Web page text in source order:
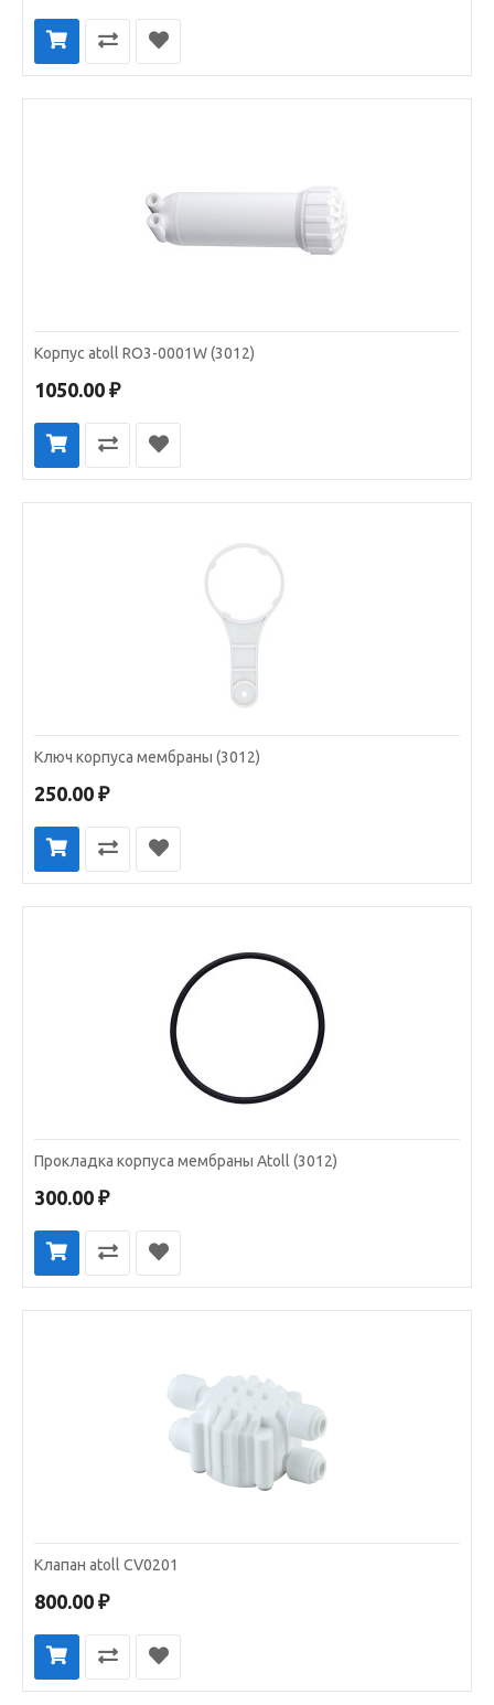
Корпус atoll RO3-0001W (3012)
1050.00 ₽
Ключ корпуса мембраны (3012)
250.00 ₽
Прокладка корпуса мембраны Atoll (3012)
300.00 ₽
Клапан atoll CV0201
800.00 ₽